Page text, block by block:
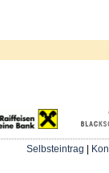
Selbsteintrag